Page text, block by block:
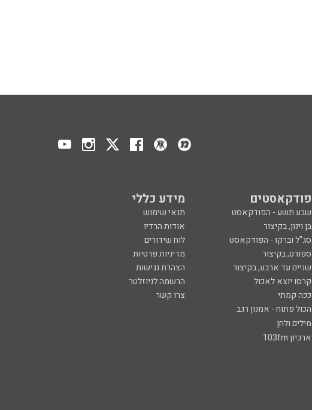
פודקאסטים מידע כללי
שבע תשע - הפודקאסט
תנאי שימוש
בן וינון, בקיצור
אודות הרדיו
סג"ל וברקו - הפודקאסט
לוח שידורים
ספורט, בקיצור
מדיניות פרטיות
שניים עד ארבע, בקיצור
הצהרת נגישות
קרסו יוצא לאכול
הרשמה לניוזלטר
ככה קמתי
צרו קשר
הכול פתוח - אמנון רגב
מילים ולחן
ארכיון 103fm